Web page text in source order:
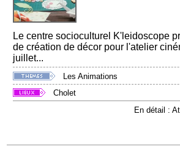
Le centre socioculturel K'leidoscope
de création de décor pour l'atelier
juillet...
Les Animations
Cholet
En détail :